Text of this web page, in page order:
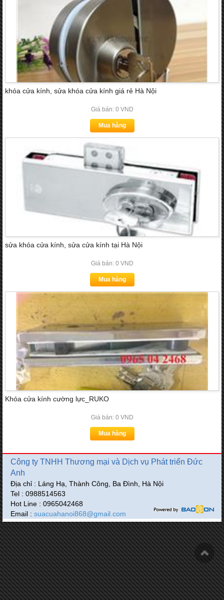
khóa cửa kính, sửa khóa cửa kính giá rẻ Hà Nội
Giá bán: 0 VND
Mua hàng
sửa khóa cửa kính, sửa cửa kính tại Hà Nội
Giá bán: 0 VND
Mua hàng
Khóa cửa kính cường lực_RUKO
Giá bán: 0 VND
Mua hàng
Công ty TNHH Thương mại và Dịch vụ Phát triển Đức
Anh
Địa chỉ : Láng Hạ, Thành Công, Ba Đình, Hà Nội
Tel : 0988514563
Hot Line : 0965042468
Email : suacuahanoi868@gmail.com